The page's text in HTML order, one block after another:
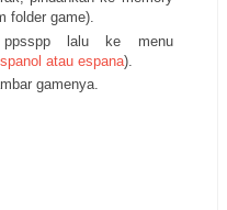
folder game).
ppsspp lalu ke menu
atau espana).
gamenya.